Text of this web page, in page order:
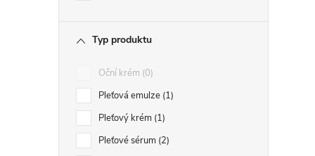
Typ produktu
Oční krém 0
Pleťová emulze 1
Pleťový krém 1
Pleťové sérum 2